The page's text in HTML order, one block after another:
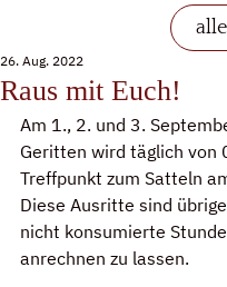
Raus mit Euch!
26. Aug. 2022
Am 1., 2. und 3.
Geritten wird täglich von
Treffpunkt zum Satteln
Diese Ausritte sind
nicht konsumierte
anrechnen zu lassen.